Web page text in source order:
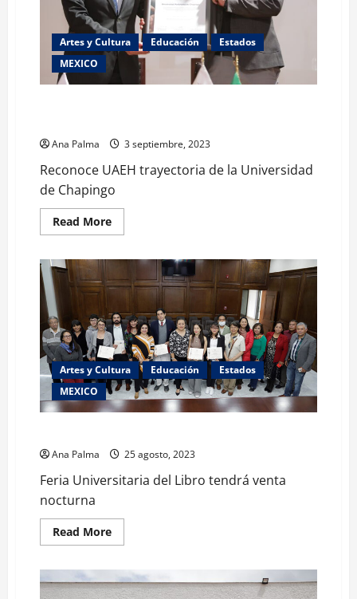
del
Libro
Artes y Cultura Educación
Estados
MEXICO
Ana Palma 3 septiembre, 2023
Reconoce UAEH trayectoria de la Universidad
de Chapingo
Read MoreRead
more
UAEH
trayectoria
de
Universidad
de
Chapingo
Artes y Cultura Educación
Estados
MEXICO
Ana Palma 25 agosto, 2023
Feria Universitaria del Libro tendrá venta
nocturna
Read MoreRead
more
Universitaria
del